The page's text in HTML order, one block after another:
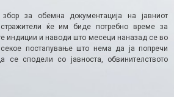
за обемна документација на јавниот
ќе им биде потребно време за
индиции и наводи што месеци наназад се во
постапување што нема да ја попречи
се сподели со јавноста, обвинителството